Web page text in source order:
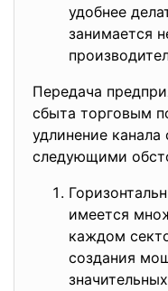
удобнее
занимается
Передача
сбыта торговым
удлинение канала
следующими
имеется
каждом
создания